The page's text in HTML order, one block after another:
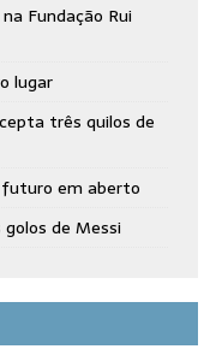
Fundação Rui
lugar
três quilos de
futuro em aberto
de Messi